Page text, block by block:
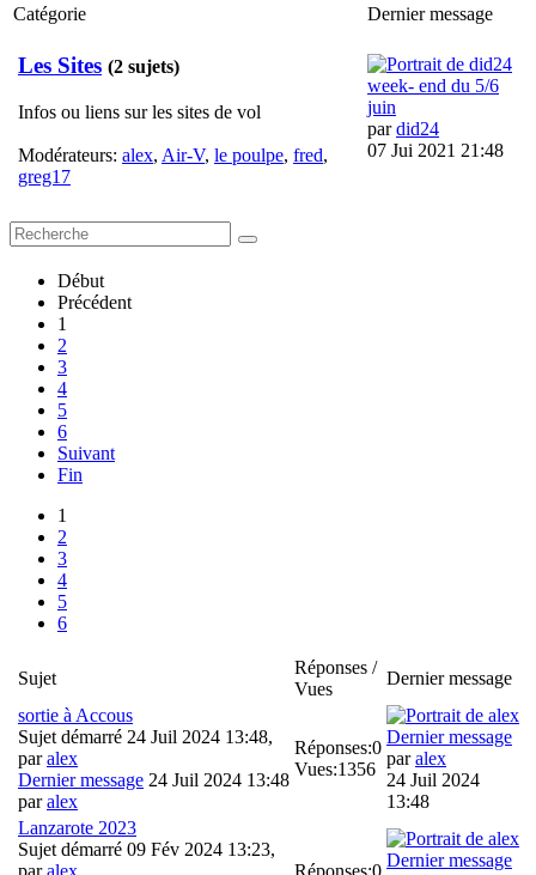
Catégorie
Dernier message
Les Sites (2 sujets)
Infos ou liens sur les sites de vol
Modérateurs: alex, Air-V, le poulpe, fred,
greg17
week- end du 5/6
juin
pardid24
07 Jui 2021 21:48
Début
Précédent
1
2
3
4
5
6
Suivant
Fin
1
2
3
4
5
6
Sujet
Réponses /
Vues
Dernier message
sortie à Accous
Sujet démarré 24 Juil 2024 13:48,
paralex
Dernier message 24 Juil 2024 13:48
paralex
Réponses:0
Vues:1356
Dernier message
paralex
24 Juil 2024
13:48
Lanzarote 2023
Sujet démarré 09 Fév 2024 13:23,
paralex
Réponses:0
Dernier message